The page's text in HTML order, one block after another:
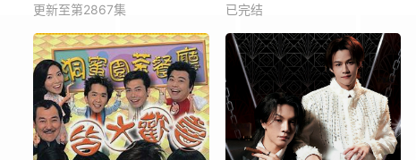
更新至第2867集
已完结